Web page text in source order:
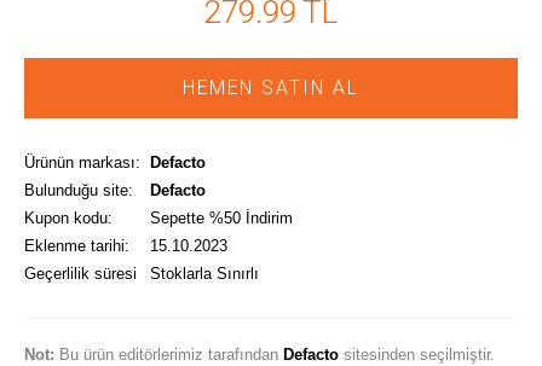
279.99 TL
HEMEN SATIN AL
Ürünün markası:
Defacto
Bulunduğu site:
Defacto
Kupon kodu:
Sepette %50 İndirim
Eklenme tarihi:
15.10.2023
Geçerlilik süresi
Stoklarla Sınırlı
Not: Bu ürün editörlerimiz tarafından Defactositesinden seçilmiştir.